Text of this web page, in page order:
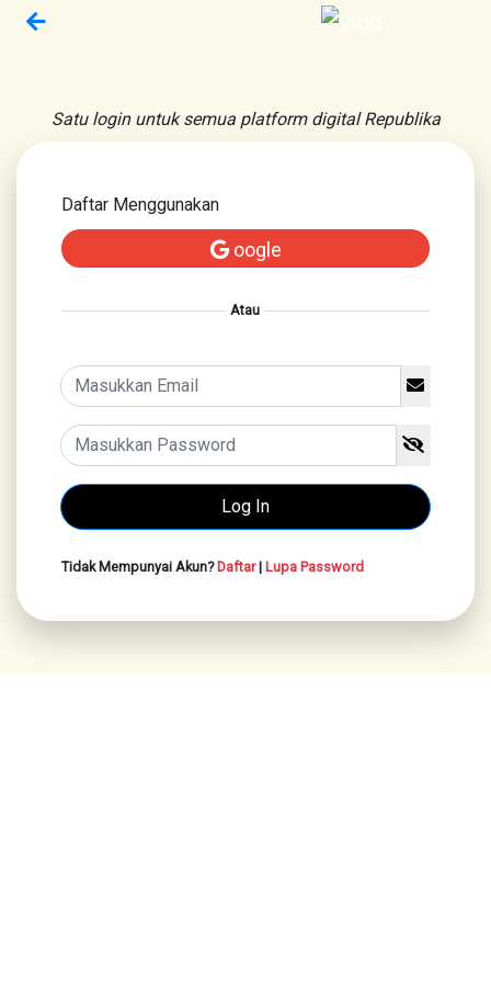
Satu login untuk semua platform digital Republika
Daftar Menggunakan
oogle
Atau
Tidak Mempunyai Akun?Daftar| Lupa Password